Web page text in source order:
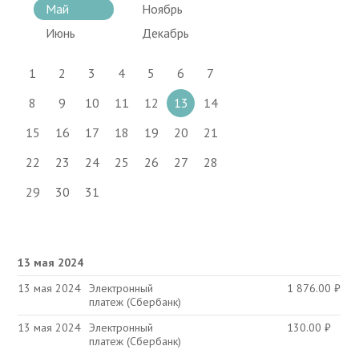
Май
Июнь
Ноябрь
Декабрь
1 2 3 4 5 6
7
8
9 10 11 12 13
14
15
16 17 18 19 20
21
22
23 24 25 26 27
28
29
30 31
13 мая 2024
13 мая 2024 Электронный
платеж (Сбербанк)
1 876.00₽
13 мая 2024 Электронный
платеж (Сбербанк)
130.00₽